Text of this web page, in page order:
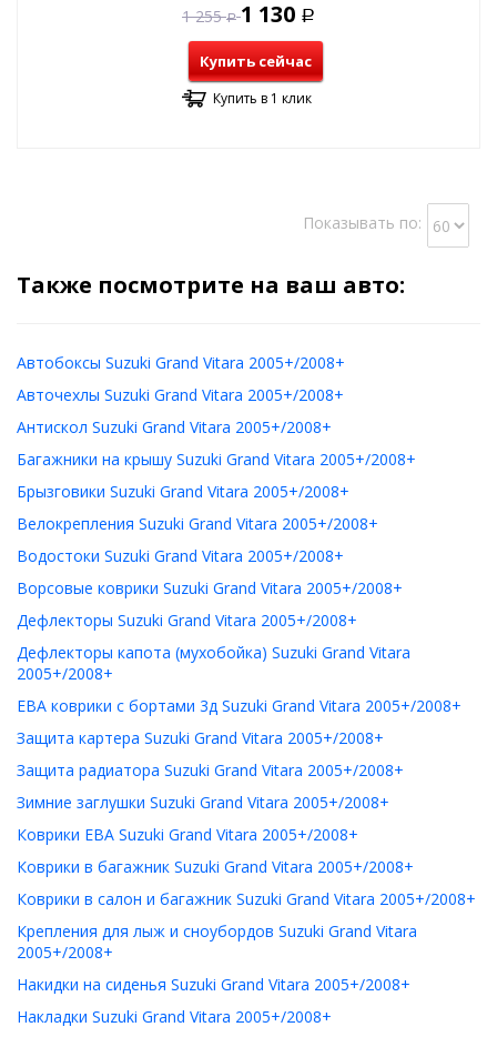
1 255 Р 1 130 Р
Купить сейчас
Купить в 1 клик
Показывать по:
Также посмотрите на ваш авто:
Автобоксы Suzuki Grand Vitara 2005+/2008+
Авточехлы Suzuki Grand Vitara 2005+/2008+
Антискол Suzuki Grand Vitara 2005+/2008+
Багажники на крышу Suzuki Grand Vitara 2005+/2008+
Брызговики Suzuki Grand Vitara 2005+/2008+
Велокрепления Suzuki Grand Vitara 2005+/2008+
Водостоки Suzuki Grand Vitara 2005+/2008+
Ворсовые коврики Suzuki Grand Vitara 2005+/2008+
Дефлекторы Suzuki Grand Vitara 2005+/2008+
Дефлекторы капота (мухобойка) Suzuki Grand Vitara
2005+/2008+
ЕВА коврики с бортами 3д Suzuki Grand Vitara 2005+/2008+
Защита картера Suzuki Grand Vitara 2005+/2008+
Защита радиатора Suzuki Grand Vitara 2005+/2008+
Зимние заглушки Suzuki Grand Vitara 2005+/2008+
Коврики ЕВА Suzuki Grand Vitara 2005+/2008+
Коврики в багажник Suzuki Grand Vitara 2005+/2008+
Коврики в салон и багажник Suzuki Grand Vitara 2005+/2008+
Крепления для лыж и сноубордов Suzuki Grand Vitara
2005+/2008+
Накидки на сиденья Suzuki Grand Vitara 2005+/2008+
Накладки Suzuki Grand Vitara 2005+/2008+